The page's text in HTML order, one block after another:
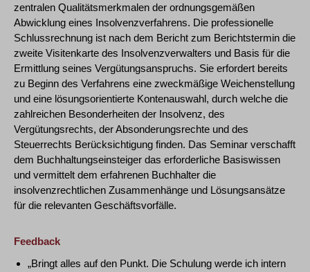
zentralen Qualitätsmerkmalen der ordnungsgemäßen
Abwicklung eines Insolvenzverfahrens. Die professionelle
Schlussrechnung ist nach dem Bericht zum Berichtstermin die
zweite Visitenkarte des Insolvenzverwalters und Basis für die
Ermittlung seines Vergütungsanspruchs. Sie erfordert bereits
zu Beginn des Verfahrens eine zweckmäßige Weichenstellung
und eine lösungsorientierte Kontenauswahl, durch welche die
zahlreichen Besonderheiten der Insolvenz, des
Vergütungsrechts, der Absonderungsrechte und des
Steuerrechts Berücksichtigung finden. Das Seminar verschafft
dem Buchhaltungseinsteiger das erforderliche Basiswissen
und vermittelt dem erfahrenen Buchhalter die
insolvenzrechtlichen Zusammenhänge und Lösungsansätze
für die relevanten Geschäftsvorfälle.
Feedback
„Bringt alles auf den Punkt. Die Schulung werde ich intern